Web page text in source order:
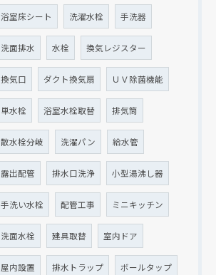
浴室床シート 洗濯水栓 手洗器
洗面排水 水栓 換気レジスター
換気口 ダクト換気扇 ＵＶ除菌機能
単水栓 浴室水栓取替 排気筒
散水栓分岐 洗濯パン 給水管
露出配管 排水口洗浄 小型湯沸し器
手洗い水栓 配管工事 ミニキッチン
洗面水栓 建具取替 室内ドア
屋内設置 排水トラップ ボールタップ